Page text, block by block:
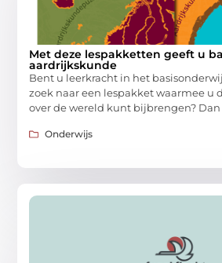
Met deze lespakketten geeft u
aardrijkskunde
Bent u leerkracht in het
zoek naar een lespakket waarmee u
over de wereld kunt bijbrengen? Dan
Onderwijs